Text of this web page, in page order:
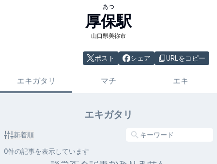
あつ
厚保駅
山口県美祢市
ポスト シェア URLをコピー
エキガタリ マチ エキ
エキガタリ
新着順
0件の記事を表示しています